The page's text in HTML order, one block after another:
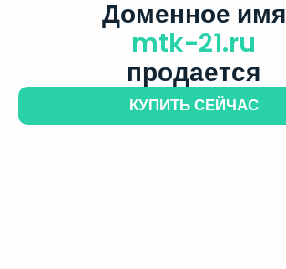
Доменное имя
mtk-21.ru
продается
КУПИТЬ СЕЙЧАС